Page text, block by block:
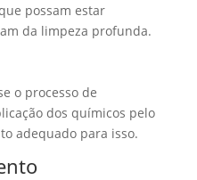
possam estar
da limpeza profunda.
o processo de
dos químicos pelo
adequado para isso.